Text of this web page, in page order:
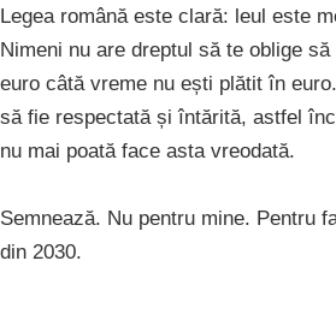
Legea română este clară: leul este
Nimeni nu are dreptul să te oblige
euro câtă vreme nu ești plătit în
să fie respectată și întărită, astfel
nu mai poată face asta vreodată.
Semnează. Nu pentru mine. Pentru
din 2030.